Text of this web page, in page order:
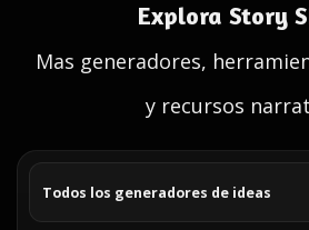
Explora Story
Mas generadores,
y recursos
Todos los generadores de ideas